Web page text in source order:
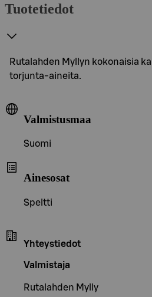
Tuotetiedot
Rutalahden Myllyn kokonaisia
torjunta-aineita.
Valmistusmaa
Suomi
Ainesosat
Speltti
Yhteystiedot
Valmistaja
Rutalahden Mylly